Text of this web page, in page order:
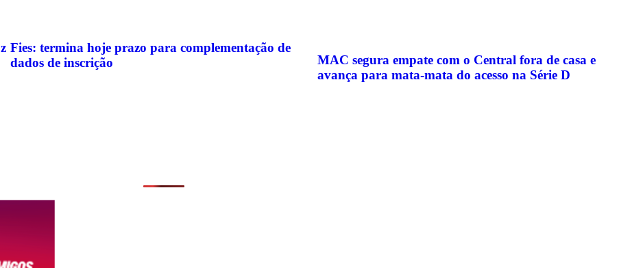
Fies: termina hoje prazo para complementação de
dados de inscrição
MAC segura empate com o Central fora de casa e
avança para mata-mata do acesso na Série D